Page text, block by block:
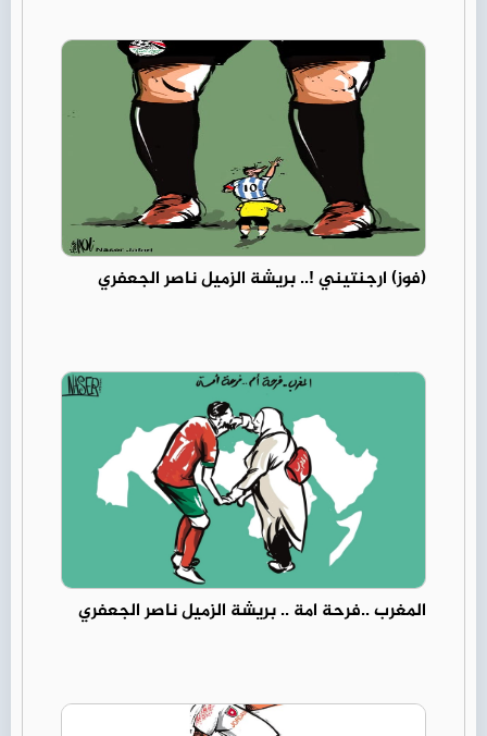
(فوز) ارجنتيني !.. بريشة الزميل ناصر الجعفري
المغرب ..فرحة امة .. بريشة الزميل ناصر الجعفري